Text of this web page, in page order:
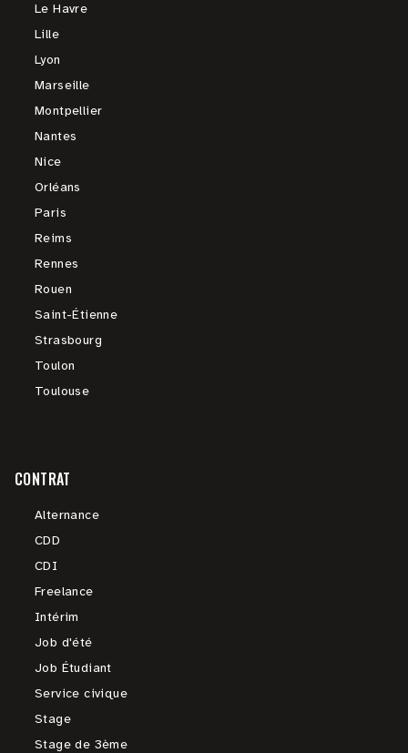
Le Havre
Lille
Lyon
Marseille
Montpellier
Nantes
Nice
Orléans
Paris
Reims
Rennes
Rouen
Saint-Étienne
Strasbourg
Toulon
Toulouse
CONTRAT
Alternance
CDD
CDI
Freelance
Intérim
Job d'été
Job Étudiant
Service civique
Stage
Stage de 3ème